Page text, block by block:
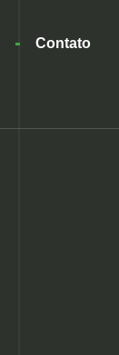
Contato